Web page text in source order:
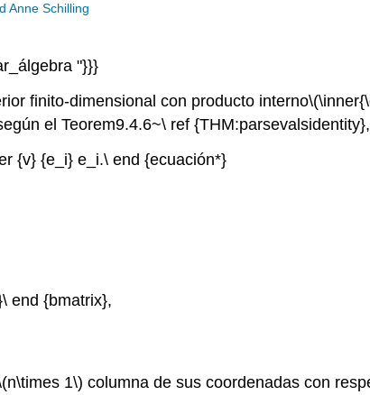
Anne Schilling
"}}}
finito-dimensional con producto interno
el Teorem9.4.6~\ ref
{v} {e_i} e_i.\ end {ecuación*}
end {bmatrix},
1\) columna de sus coordenadas con